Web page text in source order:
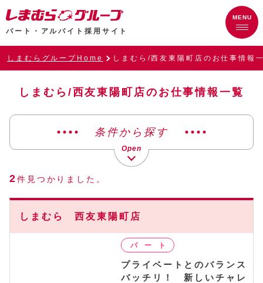
パート・アルバイト採用サイト
しまむらグループHome しまむら/西友東陽町店のお仕事情報
しまむら/西友東陽町店のお仕事情報一覧
条件から探す
2件見つかりました。
しまむら 西友東陽町店
プライベートとのバランス
バッチリ！ 新しいチャレ